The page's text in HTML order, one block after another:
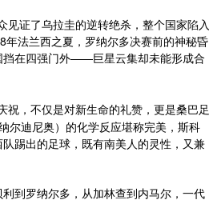
证了乌拉圭的逆转绝杀，整个国家陷入
法兰西之夏，罗纳尔多决赛前的神秘昏
挡在四强门外——巨星云集却未能形成合
祝，不仅是对新生命的礼赞，更是桑巴足
尔迪尼奥）的化学反应堪称完美，斯科
踢出的足球，既有南美人的灵性，又兼
到罗纳尔多，从加林查到内马尔，一代